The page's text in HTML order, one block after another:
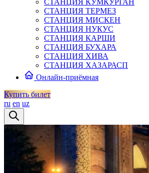
СТАНЦИЯ КУМКУРГАН
СТАНЦИЯ ТЕРМЕЗ
СТАНЦИЯ МИСКЕН
СТАНЦИЯ НУКУС
СТАНЦИЯ КАРШИ
СТАНЦИЯ БУХАРА
СТАНЦИЯ ХИВА
СТАНЦИЯ ХАЗАРАСП
Онлайн-приёмная
Купить билет
ru en uz